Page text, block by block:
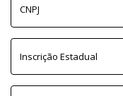
CNPJ
Inscrição Estadual